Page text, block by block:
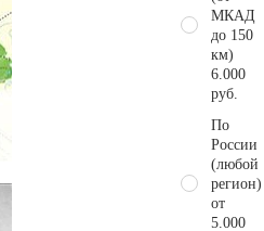
МКАД
до 150
км)
6.000
руб.
По
России
(любой
регион)
от
5.000